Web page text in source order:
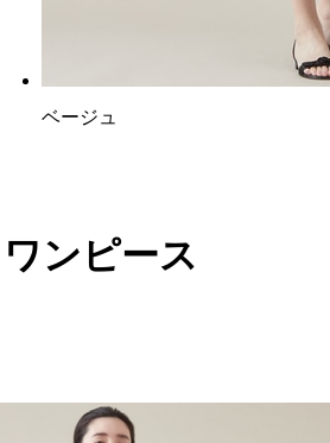
ベージュ
ンピース